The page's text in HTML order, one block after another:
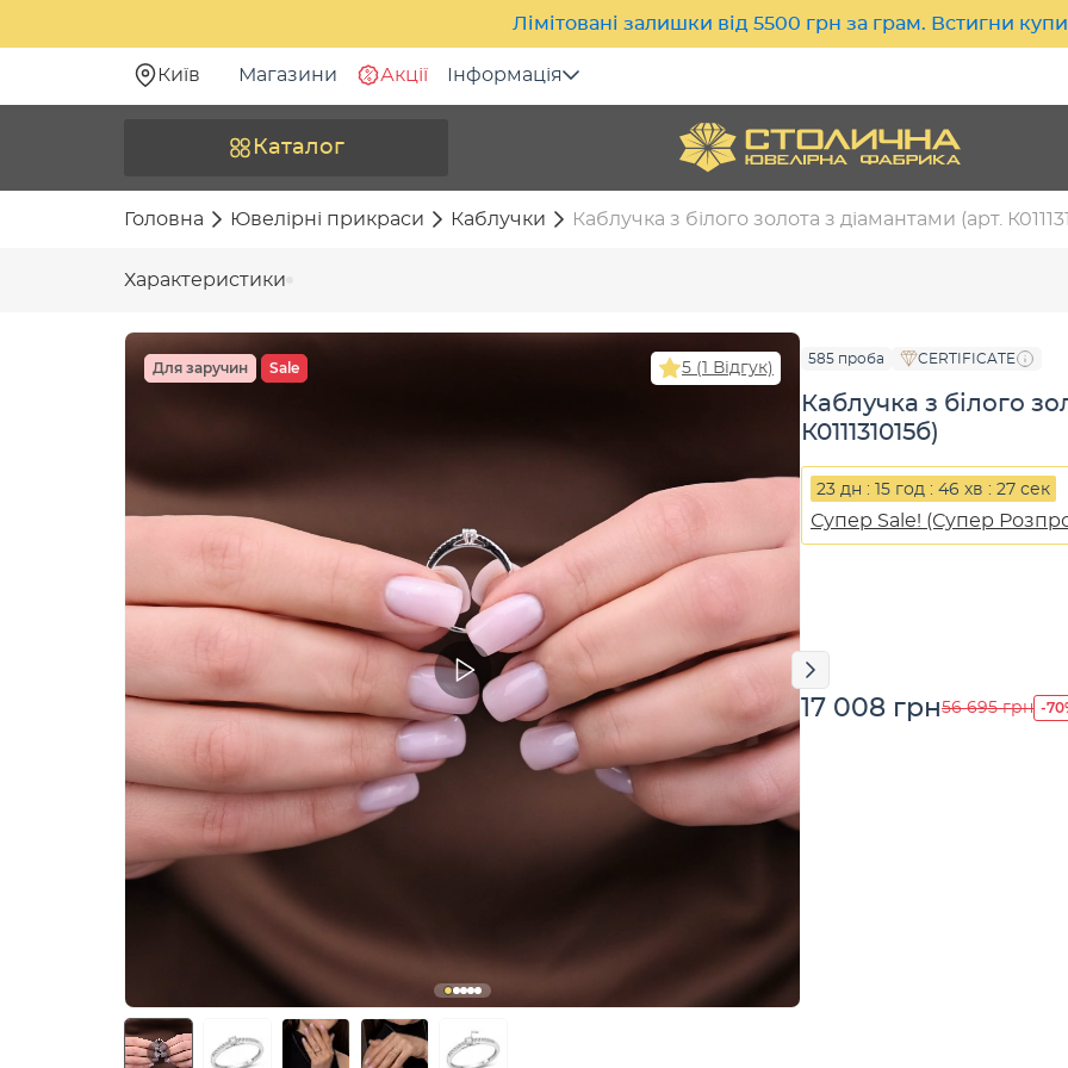
Лімітовані залишки від 5500 грн за грам. Встигни
Київ Магазини Акції Інформація
Каталог
Головна Ювелірні прикраси Каблучки Каблучка з білого золота з діамантами (арт.
Характеристики
Для заручин Sale 5 (1 Відгук)
585 проба CERTIFICATE
Каблучка з білого
К011131015б)
23 дн : 15 год : 46 хв : 26 сек
Супер Sale! (Супер
17 008 грн56 695 грн -